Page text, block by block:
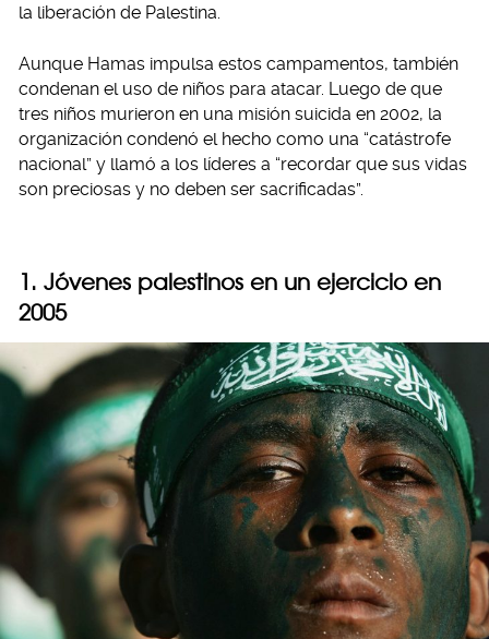
la liberación de Palestina.
Aunque Hamas impulsa estos campamentos, también
condenan el uso de niños para atacar. Luego de que
tres niños murieron en una misión suicida en 2002, la
organización condenó el hecho como una “catástrofe
nacional” y llamó a los líderes a “recordar que sus vidas
son preciosas y no deben ser sacrificadas”.
1. Jóvenes palestinos en un ejercicio en
2005